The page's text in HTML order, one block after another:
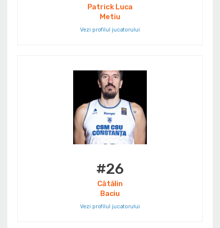
Patrick Luca
Metiu
Vezi profilul jucatorului
#26
Cătălin
Baciu
Vezi profilul jucatorului